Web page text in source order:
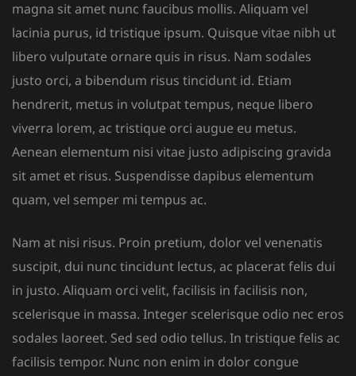
magna sit amet nunc faucibus mollis. Aliquam vel
lacinia purus, id tristique ipsum. Quisque vitae nibh ut
libero vulputate ornare quis in risus. Nam sodales
justo orci, a bibendum risus tincidunt id. Etiam
hendrerit, metus in volutpat tempus, neque libero
viverra lorem, ac tristique orci augue eu metus.
Aenean elementum nisi vitae justo adipiscing gravida
sit amet et risus. Suspendisse dapibus elementum
quam, vel semper mi tempus ac.
Nam at nisi risus. Proin pretium, dolor vel venenatis
suscipit, dui nunc tincidunt lectus, ac placerat felis dui
in justo. Aliquam orci velit, facilisis in facilisis non,
scelerisque in massa. Integer scelerisque odio nec eros
sodales laoreet. Sed sed odio tellus. In tristique felis ac
facilisis tempor. Nunc non enim in dolor congue